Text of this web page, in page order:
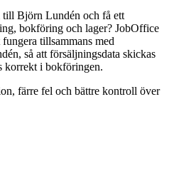
till Björn Lundén och få ett
bokföring och lager? JobOffice
tillsammans med
så att försäljningsdata skickas
korrekt i bokföringen.
färre fel och bättre kontroll över